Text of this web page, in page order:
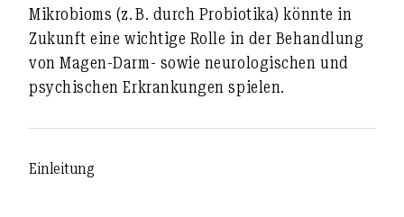
Mikrobioms (z. B. durch Probiotika) könnte in
Zukunft eine wichtige Rolle in der Behandlung
von Magen-Darm- sowie neurologischen und
psychischen Erkrankungen spielen.
Einleitung